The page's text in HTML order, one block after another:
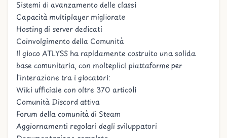
Sistemi di avanzamento delle classi
Capacità multiplayer migliorate
Hosting di server dedicati
Coinvolgimento della Comunità
Il gioco ATLYSS ha rapidamente costruito una solida
base comunitaria, con molteplici piattaforme per
l'interazione tra i giocatori:
Wiki ufficiale con oltre 370 articoli
Comunità Discord attiva
Forum della comunità di Steam
Aggiornamenti regolari degli sviluppatori